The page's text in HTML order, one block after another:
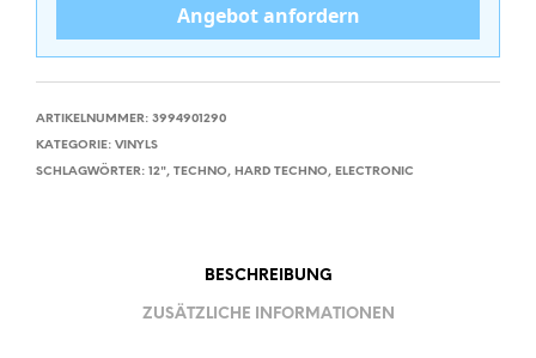
Angebot anfordern
ARTIKELNUMMER: 3994901290
KATEGORIE: VINYLS
SCHLAGWÖRTER: 12", TECHNO, HARD TECHNO, ELECTRONIC
BESCHREIBUNG
ZUSÄTZLICHE INFORMATIONEN